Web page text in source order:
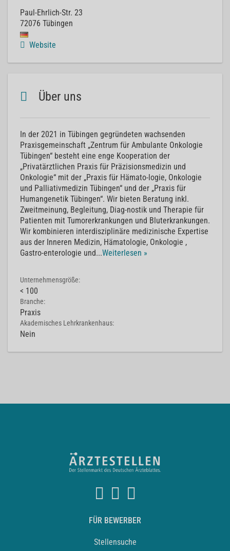
Paul-Ehrlich-Str. 23
72076 Tübingen
Website
Über uns
In der 2021 in Tübingen gegründeten wachsenden
Praxisgemeinschaft „Zentrum für Ambulante Onkologie
Tübingen“ besteht eine enge Kooperation der
„Privatärztlichen Praxis für Präzisionsmedizin und
Onkologie“ mit der „Praxis für Hämato-logie, Onkologie
und Palliativmedizin Tübingen“ und der „Praxis für
Humangenetik Tübingen“. Wir bieten Beratung inkl.
Zweitmeinung, Begleitung, Diag-nostik und Therapie für
Patienten mit Tumorerkrankungen und Bluterkrankungen.
Wir kombinieren interdisziplinäre medizinische Expertise
aus der Inneren Medizin, Hämatologie, Onkologie ,
Gastro-enterologie und...Weiterlesen »
Unternehmensgröße:
< 100
Branche:
Praxis
Akademisches Lehrkrankenhaus:
Nein
FÜR BEWERBER
Stellensuche